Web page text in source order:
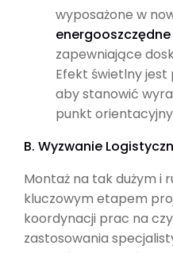
wyposażone w
energooszczędne
zapewniające
Efekt świetlny
aby stanowić
punkt
B. Wyzwanie
Montaż na tak dużym i
kluczowym etapem
koordynacji prac na
zastosowania